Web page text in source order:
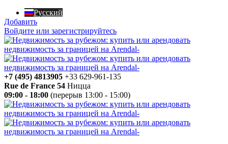
Русский
Добавить
Войдите или зарегистрируйтесь
+7 (495) 4813905 +33 629-961-135
Rue de France 54 Ницца
09:00 - 18:00 (перерыв 13:00 - 15:00)